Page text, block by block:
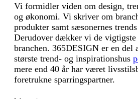
Vi formidler viden om design,
og økonomi. Vi skriver om
produkter samt sæsonernes
Derudover dækker vi de vigtigste
branchen. 365DESIGN er en del
største trend- og inspirationshus
mere end 40 år har været
foretrukne sparringspartner.